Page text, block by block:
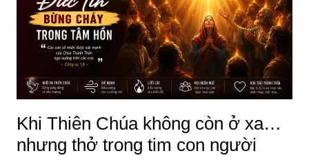
Khi Thiên Chúa không còn ở xa…
nhưng thở trong tim con người